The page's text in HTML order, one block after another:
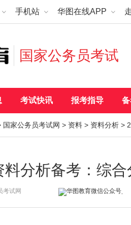
手机站 华图在线APP
国家公务员考试
考试快讯 报考指导
国家公务员考试网 > 资料 > 资料分析 >
分析备考：综合
考试网